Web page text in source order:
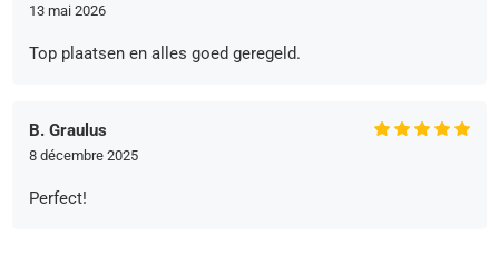
13 mai 2026
Top plaatsen en alles goed geregeld.
B. Graulus
8 décembre 2025
Perfect!